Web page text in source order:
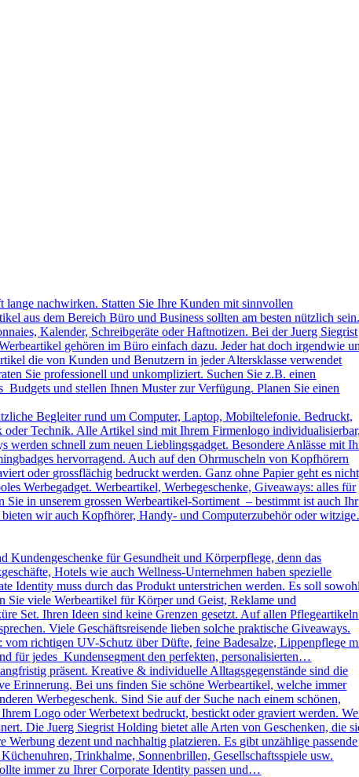
nachwirken. Statten Sie Ihre Kunden mit sinnvollen
aus dem Bereich Büro und Business sollten am besten nützlich
Kalender, Schreibgeräte oder Haftnotizen. Bei der Juerg Siegrist
gehören im Büro einfach dazu. Jeder hat doch irgendwie
die von Kunden und Benutzern in jeder Altersklasse verwendet
Sie professionell und unkompliziert. Suchen Sie z.B. einen
und stellen Ihnen Muster zur Verfügung. Planen Sie einen
Begleiter rund um Computer, Laptop, Mobiltelefonie. Bedruckt,
oder Technik. Alle Artikel sind mit Ihrem Firmenlogo
schnell zum neuen Lieblingsgadget. Besondere Anlässe mit
hervorragend. Auch auf den Ohrmuscheln von Kopfhörern
oder grossflächig bedruckt werden. Ganz ohne Papier geht es
Werbegadget. Werbeartikel, Werbegeschenke, Giveaways: alles für
in unserem grossen Werbeartikel-Sortiment – bestimmt ist auch Ihr
bieten wir auch Kopfhörer, Handy- und Computerzubehör oder
Kundengeschenke für Gesundheit und Körperpflege, denn das
Hotels wie auch Wellness-Unternehmen haben spezielle
Identity muss durch das Produkt unterstrichen werden. Es soll
Sie viele Werbeartikel für Körper und Geist, Reklame und
Set. Ihren Ideen sind keine Grenzen gesetzt. Auf allen Pflegeartikeln
Viele Geschäftsreisende lieben solche praktische Giveaways.
richtigen UV-Schutz über Düfte, feine Badesalze, Lippenpflege
für jedes Kundensegment den perfekten, personalisierten…
präsent. Kreative & individuelle Alltagsgegenstände sind die
Erinnerung. Bei uns finden Sie schöne Werbeartikel, welche immer
Werbegeschenk. Sind Sie auf der Suche nach einem schönen,
Logo oder Werbetext bedruckt, bestickt oder graviert werden.
Die Juerg Siegrist Holding bietet alle Arten von Geschenken, die
dezent und nachhaltig platzieren. Es gibt unzählige passende
Trinkhalme, Sonnenbrillen, Gesellschaftsspiele usw.
immer zu Ihrer Corporate Identity passen und…